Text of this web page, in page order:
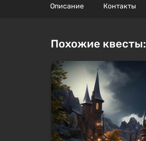
Описание Контакты
Похожие квесты: